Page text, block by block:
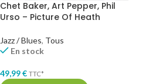
Chet Baker, Art Pepper, Phil
Urso – Picture Of Heath
Jazz / Blues, Tous
En stock
49,99€ TTC*